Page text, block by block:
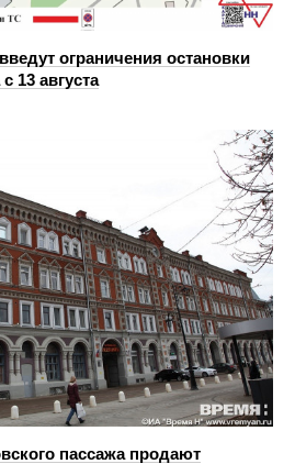
ограничения остановки
13 августа
пассажа продают